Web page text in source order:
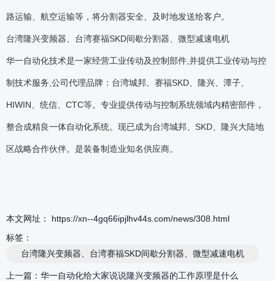
路运输、航空运输等，将分割器安全、及时地发送给客户。
台湾隆兴变频器、台湾赛福SKD间歇分割器、微型减速电机
华一自动化技术是一家经营工业传动及控制部件,并提供工业传动与控
制技术服务,公司代理品牌：台湾城邦、赛福SKD、隆兴、潭子、
HIWIN、统信、CTC等。专业提供传动与控制系统领域内精密部件，
整合成精良一体自动化系统。现已成为台湾城邦、SKD、隆兴大陆地
区战略合作伙伴。是装备制造业知名供应商。
本文网址： https://xn--4gq66ipjlhv44s.com/news/308.html
标签：
台湾隆兴变频器、台湾赛福SKD间歇分割器、微型减速电机
上一篇： 华一自动化给大家说说隆兴变频器的工作原理是什么